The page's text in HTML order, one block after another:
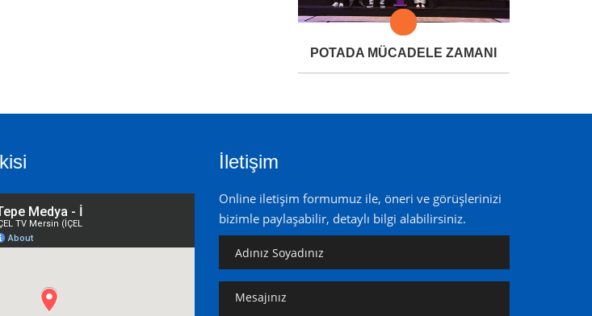
POTADA MÜCADELE ZAMANI
İletişim
Online iletişim formumuz ile, öneri ve görüşlerinizi
bizimle paylaşabilir, detaylı bilgi alabilirsiniz.